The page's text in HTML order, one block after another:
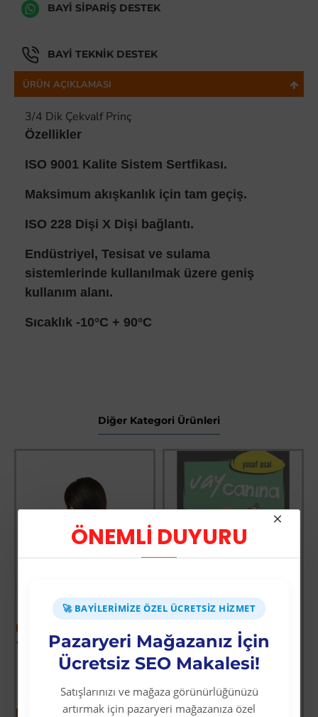
ÖNEMLİ DUYURU
🚀 BAYILERIMIZE ÖZEL ÜCRETSIZ HIZMET
Pazaryeri Mağazanız İçin
Ücretsiz SEO Makalesi!
Satışlarınızı ve mağaza görünürlüğünüzü
artırmak için pazaryeri mağazanıza özel
BAYI SIPARIŞ DESTEK
BAYI TEKNIK DESTEK
ÜRÜN AÇIKLAMASI
3/4 Dik Çekvalf Prinç
Özellikler
ISO 9001 Kalite Sistem Sertfikası.
Maksimum akışkanlık için tam geçiş.
ISO 228 Dişi X Dişi bağlantı.
Endüstriyel, Tesisat ve sulama
sistemlerinde kullanılmak üzere geniş
kullanım alanı.
Sıcaklık -10°C + 90°C
Diğer Kategori Ürünleri
Yoğun Saçlı Lastikli Topuz Toka / Siyah
Üyelere Özel Fiyat Üyelere Özel Fiyat